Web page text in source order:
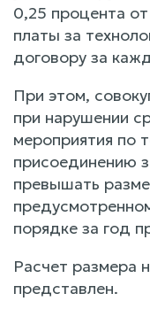
0,25 процента
платы за
договору за
При этом,
при нарушении
мероприятия по
присоединению
превышать
порядке за год
Расчет размера
представлен.